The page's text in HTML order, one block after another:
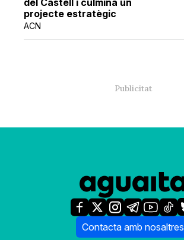
projecte estratègic
ACN
Contacta amb nosaltres